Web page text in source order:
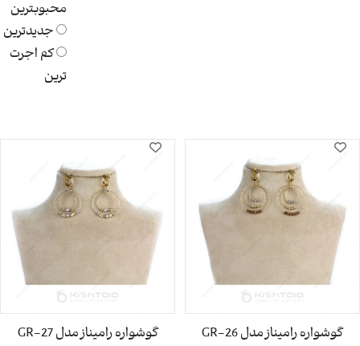
محبوبترین
جدیدترین
کم اجرت
ترین
گوشواره رامیناز مدل GR-26
گوشواره رامیناز مدل GR-27